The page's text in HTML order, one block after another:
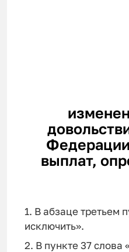
выплат,
1. В абзаце третьем
исключить».
2. В пункте 37 слова